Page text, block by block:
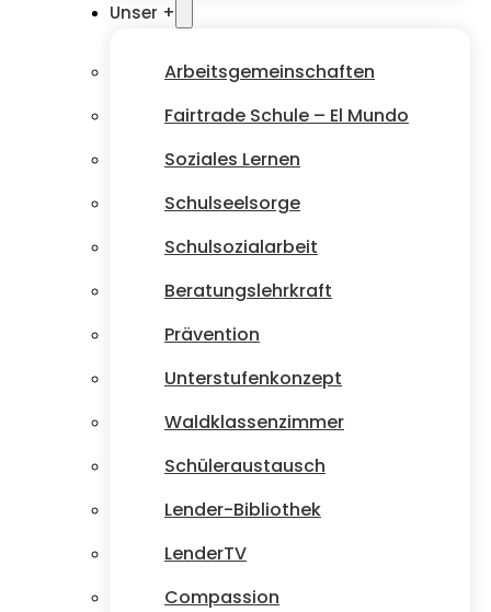
Unser +
Arbeitsgemeinschaften
Fairtrade Schule – El Mundo
Soziales Lernen
Schulseelsorge
Schulsozialarbeit
Beratungslehrkraft
Prävention
Unterstufenkonzept
Waldklassenzimmer
Schüleraustausch
Lender-Bibliothek
LenderTV
Compassion